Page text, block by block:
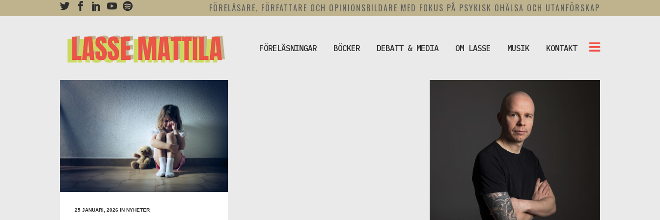
FÖRELÄSARE, FÖRFATTARE OCH OPINIONSBILDARE MED FOKUS PÅ PSYKISK OHÄLSA OCH UTANFÖRSKAP
FÖRELÄSNINGAR BÖCKER DEBATT & MEDIA OM LASSE MUSIK KONTAKT
25 JANUARI, 2026 IN NYHETER